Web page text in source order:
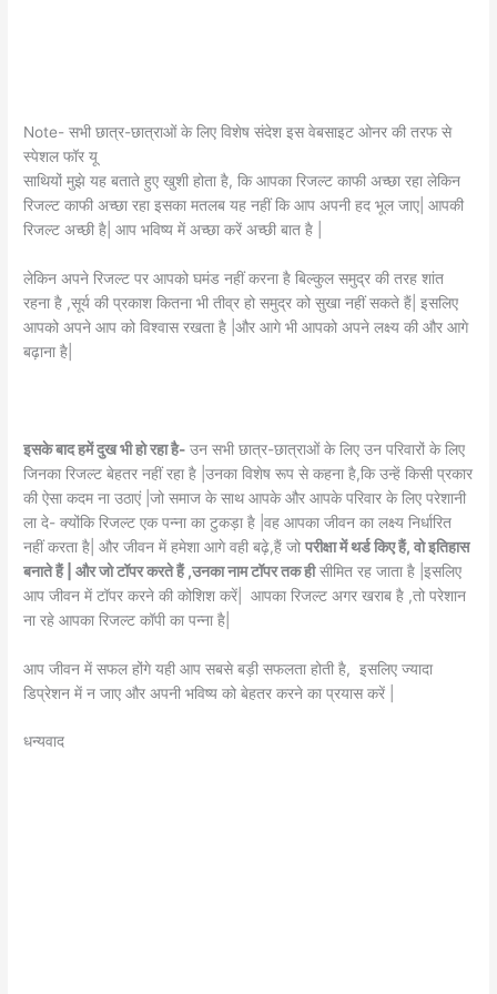
Note- सभी छात्र-छात्राओं के लिए विशेष संदेश इस वेबसाइट ओनर की तरफ से
स्पेशल फॉर यू
साथियों मुझे यह बताते हुए खुशी होता है, कि आपका रिजल्ट काफी अच्छा रहा लेकिन
रिजल्ट काफी अच्छा रहा इसका मतलब यह नहीं कि आप अपनी हद भूल जाए| आपकी
रिजल्ट अच्छी है| आप भविष्य में अच्छा करें अच्छी बात है |
लेकिन अपने रिजल्ट पर आपको घमंड नहीं करना है बिल्कुल समुद्र की तरह शांत
रहना है ,सूर्य की प्रकाश कितना भी तीव्र हो समुद्र को सुखा नहीं सकते हैं| इसलिए
आपको अपने आप को विश्वास रखता है |और आगे भी आपको अपने लक्ष्य की और आगे
बढ़ाना है|
इसके बाद हमें दुख भी हो रहा है- उन सभी छात्र-छात्राओं के लिए उन परिवारों के लिए
जिनका रिजल्ट बेहतर नहीं रहा है |उनका विशेष रूप से कहना है,कि उन्हें किसी प्रकार
की ऐसा कदम ना उठाएं |जो समाज के साथ आपके और आपके परिवार के लिए परेशानी
ला दे- क्योंकि रिजल्ट एक पन्ना का टुकड़ा है |वह आपका जीवन का लक्ष्य निर्धारित
नहीं करता है| और जीवन में हमेशा आगे वही बढ़े,हैं जोपरीक्षा में थर्ड किए हैं, वो इतिहास
बनाते हैं | और जो टॉपर करते हैं ,उनका नाम टॉपर तक हीसीमित रह जाता है |इसलिए
आप जीवन में टॉपर करने की कोशिश करें| आपका रिजल्ट अगर खराब है ,तो परेशान
ना रहे आपका रिजल्ट कॉपी का पन्ना है|
आप जीवन में सफल होंगे यही आप सबसे बड़ी सफलता होती है, इसलिए ज्यादा
डिप्रेशन में न जाए और अपनी भविष्य को बेहतर करने का प्रयास करें |
धन्यवाद